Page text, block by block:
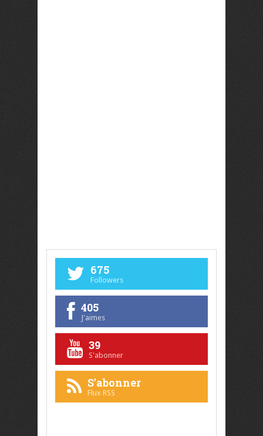
675
Followers
405
J'aimes
39
S'abonner
S'abonner
Flux RSS